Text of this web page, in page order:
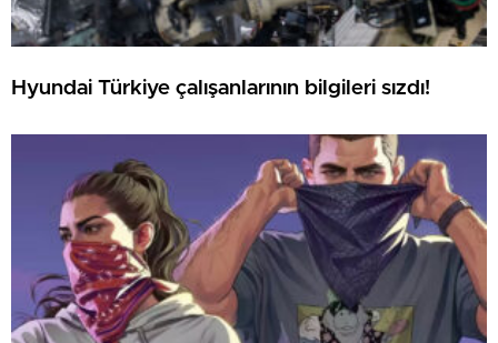
Hyundai Türkiye çalışanlarının bilgileri sızdı!